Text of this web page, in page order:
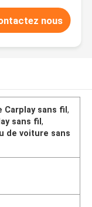
nous
Carplay sans fil,
sans fil,
de voiture sans